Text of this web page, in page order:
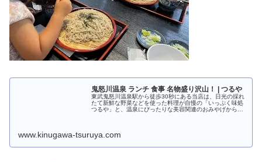
鬼怒川温泉 ランチ 食事 名物盛り沢山！ | つるや
東武鬼怒川温泉駅から徒歩30秒にある当店は、日光の採れ
たて新鮮な野菜などを使った料理が自慢の「いっぷく味処
つるや」と、温泉にぴったりな美容関連のおみやげから食
www.kinugawa-tsuruya.com